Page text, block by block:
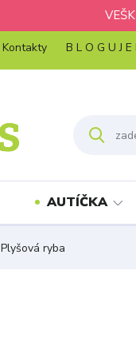
Kontakty B L O G U J E
AUTÍČKA
Plyšová ryba